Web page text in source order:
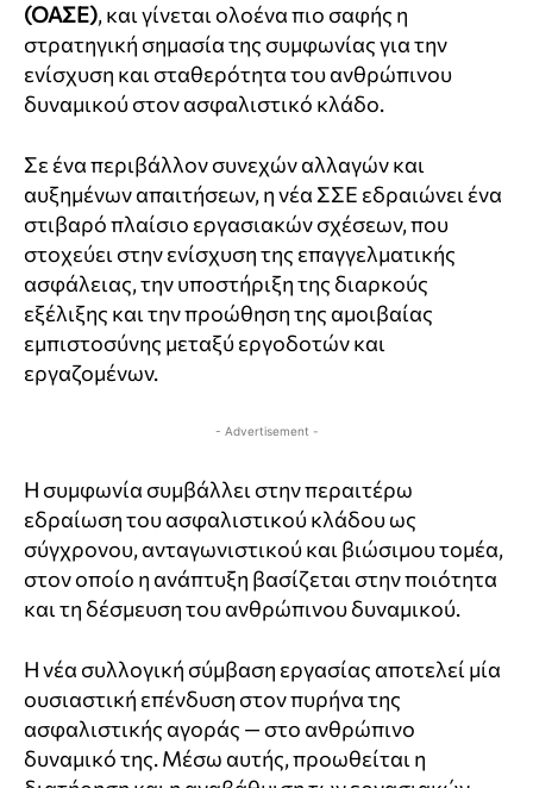
(ΟΑΣΕ), και γίνεται ολοένα πιο σαφής η
στρατηγική σημασία της συμφωνίας για την
ενίσχυση και σταθερότητα του ανθρώπινου
δυναμικού στον ασφαλιστικό κλάδο.
Σε ένα περιβάλλον συνεχών αλλαγών και
αυξημένων απαιτήσεων, η νέα ΣΣΕ εδραιώνει ένα
στιβαρό πλαίσιο εργασιακών σχέσεων, που
στοχεύει στην ενίσχυση της επαγγελματικής
ασφάλειας, την υποστήριξη της διαρκούς
εξέλιξης και την προώθηση της αμοιβαίας
εμπιστοσύνης μεταξύ εργοδοτών και
εργαζομένων.
- Advertisement -
Η συμφωνία συμβάλλει στην περαιτέρω
εδραίωση του ασφαλιστικού κλάδου ως
σύγχρονου, ανταγωνιστικού και βιώσιμου τομέα,
στον οποίο η ανάπτυξη βασίζεται στην ποιότητα
και τη δέσμευση του ανθρώπινου δυναμικού.
Η νέα συλλογική σύμβαση εργασίας αποτελεί μία
ουσιαστική επένδυση στον πυρήνα της
ασφαλιστικής αγοράς — στο ανθρώπινο
δυναμικό της. Μέσω αυτής, προωθείται η